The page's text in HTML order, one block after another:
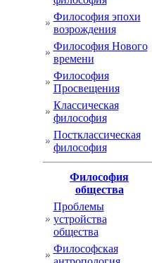
Философия эпохи
возрождения
Философия Нового
времени
Философия
Просвещения
Классическая
философия
Постклассическая
философия
Философия
общества
Проблемы
устройства
общества
Философская